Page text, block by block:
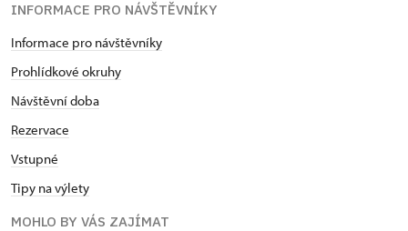
INFORMACE PRO NÁVŠTĚVNÍKY
Informace pro návštěvníky
Prohlídkové okruhy
Návštěvní doba
Rezervace
Vstupné
Tipy na výlety
MOHLO BY VÁS ZAJÍMAT